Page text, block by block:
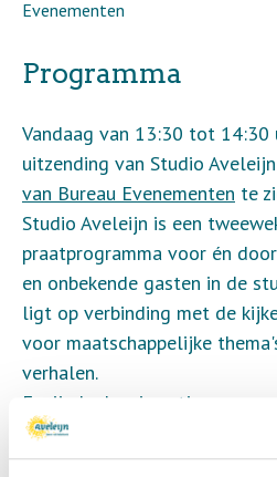
Evenementen
Programma
Vandaag van 13:30 tot 14:30
uitzending van Studio
van Bureau Evenementen te
Studio Aveleijn is een
praatprogramma voor én
en onbekende gasten in de
ligt op verbinding met de
voor maatschappelijke
verhalen.
Er zijn leuke nieuwtjes en
verschillende evenementen
Aveleijn worden besproken.